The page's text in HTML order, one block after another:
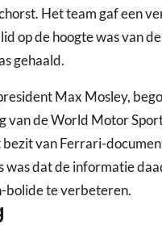
Het team gaf een
op de hoogte was van
gehaald.
Max Mosley,
van de World Motor
bezit van Ferrari-
was dat de informatie
bolide te verbeteren.